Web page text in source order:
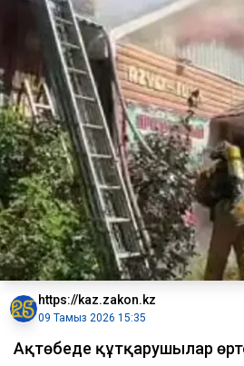
https://kaz.zakon.kz
09 Тамыз 2026 15:35
Ақтөбеде құтқарушылар